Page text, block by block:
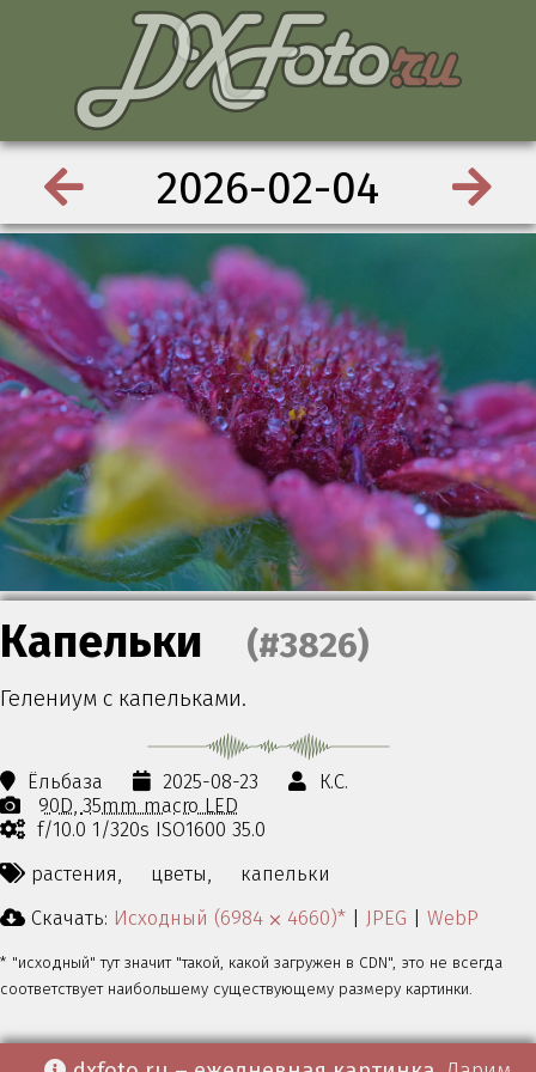
2026-02-04
Капельки (#3826)
Гелениум с капельками.
Ёльбаза 2025-08-23
К.С.
90D 35mm macro LED
f/10.0 1/320s ISO1600 35.0
растения,
цветы,
капельки
Скачать: Исходный (6984 ⨉ 4660)* | JPEG | WebP
* "исходный" тут значит "такой, какой загружен в CDN", это не всегда
соответствует наибольшему существующему размеру картинки.